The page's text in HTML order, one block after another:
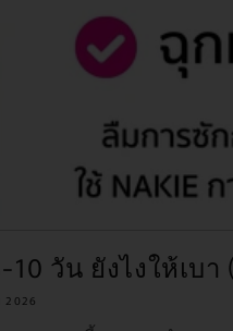
วัน ยังไงให้เบา
2026